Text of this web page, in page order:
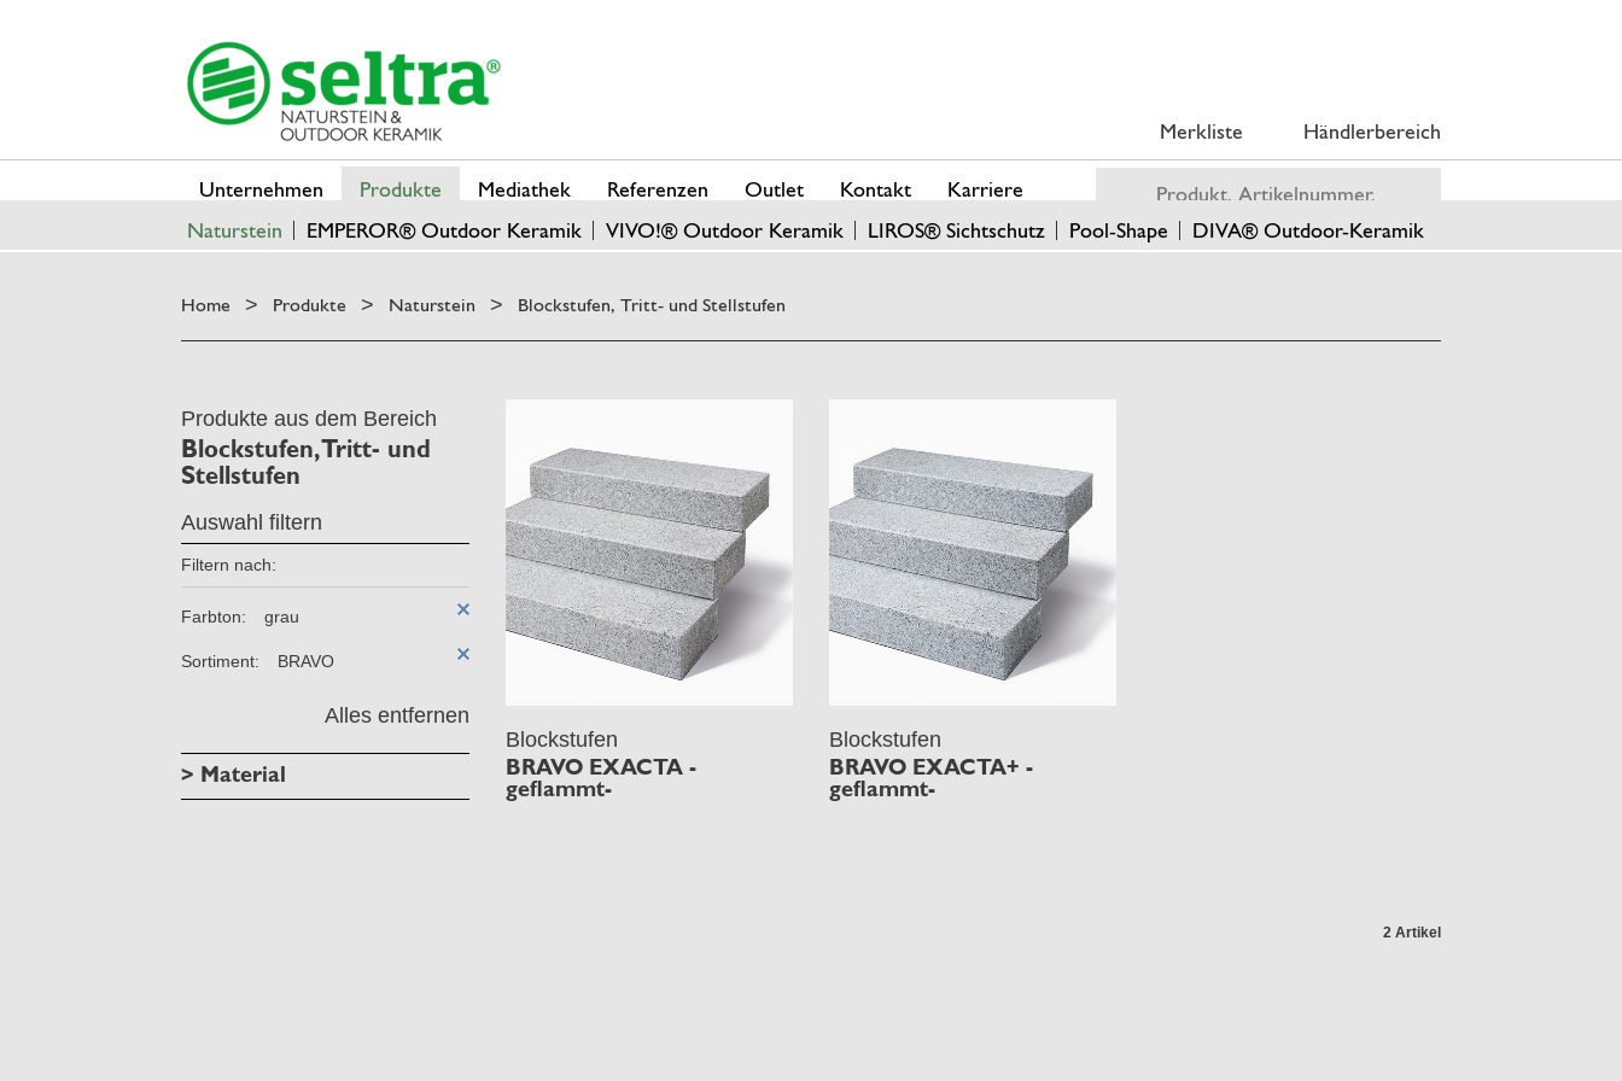
Merkliste Händlerbereich
Unternehmen
Produkte
Naturstein
EMPEROR® Outdoor Keramik VIVO!® Outdoor Keramik LIROS® Sichtschutz Pool-Shape DIVA® Outdoor-Keramik
Mediathek Referenzen Outlet Kontakt Karriere
Home > Produkte > Naturstein > Blockstufen, Tritt- und Stellstufen
Produkte aus dem Bereich
Blockstufen, Tritt- und
Stellstufen
Auswahl filtern
Filtern nach:
Farbton: grau
Sortiment: BRAVO
Alles entfernen
> Material
Blockstufen
BRAVO EXACTA -
geflammt-
Blockstufen
BRAVO EXACTA+ -
geflammt-
2 Artikel